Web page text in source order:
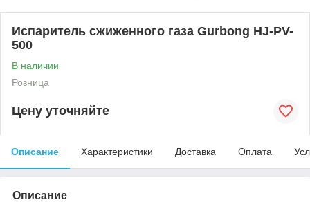
Испаритель сжиженного газа Gurbong HJ-PV-
500
В наличии
Розница
Цену уточняйте
Описание Характеристики Доставка Оплата
Описание